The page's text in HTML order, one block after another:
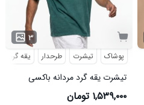
۳
پوشاک تیشرت طرحدار یقه گرد
تیشرت یقه گرد مردانه باکسی
طرحدار مچینست سبز
۱,۵۳۹,۰۰۰ تومان